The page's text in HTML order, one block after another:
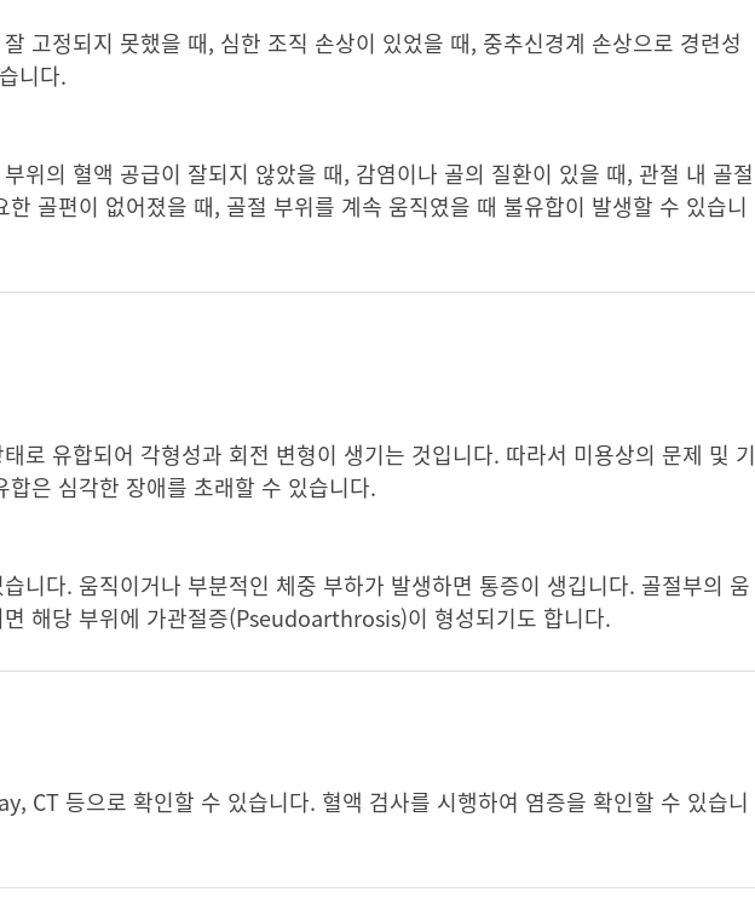
고정되지 못했을 때, 심한 조직 손상이 있었을 때, 중추신경계 손상으로 경련성
니다.
위의 혈액 공급이 잘되지 않았을 때, 감염이나 골의 질환이 있을 때, 관절 내 골절
골편이 없어졌을 때, 골절 부위를 계속 움직였을 때 불유합이 발생할 수 있습니
로 유합되어 각형성과 회전 변형이 생기는 것입니다. 따라서 미용상의 문제 및 기
은 심각한 장애를 초래할 수 있습니다.
니다. 움직이거나 부분적인 체중 부하가 발생하면 통증이 생깁니다. 골절부의 움
해당 부위에 가관절증(Pseudoarthrosis)이 형성되기도 합니다.
CT 등으로 확인할 수 있습니다. 혈액 검사를 시행하여 염증을 확인할 수 있습니